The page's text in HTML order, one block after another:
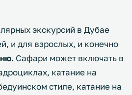
экскурсий в Дубае
и для взрослых, и конечно
. Сафари может включать в
катание на
стиле, катание на